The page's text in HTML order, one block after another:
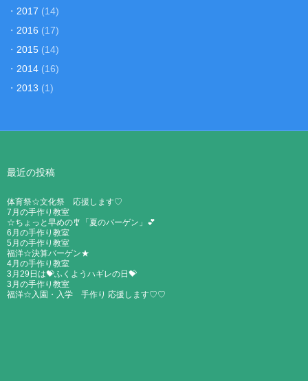
・ 2017 (14)
・ 2016 (17)
・ 2015 (14)
・ 2014 (16)
・ 2013 (1)
最近の投稿
体育祭☆文化祭 応援します♡
7月の手作り教室
☆ちょっと早めの🎐「夏のバーゲン」💕
6月の手作り教室
5月の手作り教室
福洋☆決算バーゲン★
4月の手作り教室
3月29日は💝ふくようハギレの日💝
3月の手作り教室
福洋☆入園・入学 手作り 応援します♡♡